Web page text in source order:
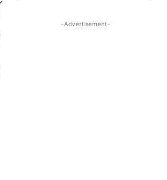
-Advertisement-